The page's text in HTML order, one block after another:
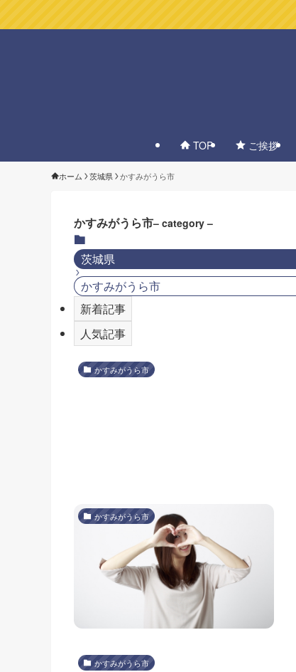
TOP ご挨拶
ホーム 茨城県 かすみがうら市
かすみがうら市– category –
茨城県
かすみがうら市
新着記事
人気記事
かすみがうら市
かすみがうら市
かすみがうら市